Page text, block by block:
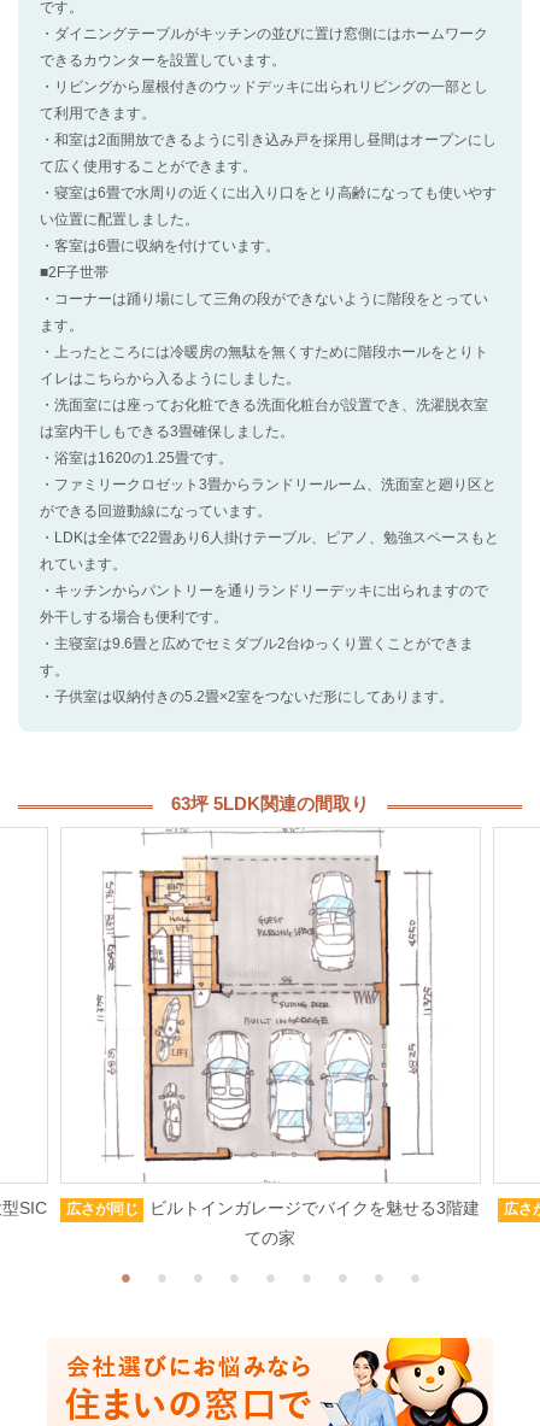
です。
・ダイニングテーブルがキッチンの並びに置け窓側にはホームワーク
できるカウンターを設置しています。
・リビングから屋根付きのウッドデッキに出られリビングの一部とし
て利用できます。
・和室は2面開放できるように引き込み戸を採用し昼間はオープンにし
て広く使用することができます。
・寝室は6畳で水周りの近くに出入り口をとり高齢になっても使いやす
い位置に配置しました。
・客室は6畳に収納を付けています。
■2F子世帯
・コーナーは踊り場にして三角の段ができないように階段をとってい
ます。
・上ったところには冷暖房の無駄を無くすために階段ホールをとりト
イレはこちらから入るようにしました。
・洗面室には座ってお化粧できる洗面化粧台が設置でき、洗濯脱衣室
は室内干しもできる3畳確保しました。
・浴室は1620の1.25畳です。
・ファミリークロゼット3畳からランドリールーム、洗面室と廻り区と
ができる回遊動線になっています。
・LDKは全体で22畳あり6人掛けテーブル、ピアノ、勉強スペースもと
れています。
・キッチンからパントリーを通りランドリーデッキに出られますので
外干しする場合も便利です。
・主寝室は9.6畳と広めでセミダブル2台ゆっくり置くことができま
す。
・子供室は収納付きの5.2畳×2室をつないだ形にしてあります。
63坪 5LDK関連の間取り
SIC 広さが同じ
ビルトインガレージでバイクを魅せる3階建
ての家
広さ